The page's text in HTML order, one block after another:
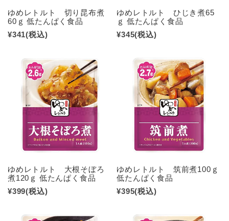
ゆめレトルト 切り昆布煮
60ｇ 低たんぱく食品
¥341(税込)
ゆめレトルト ひじき煮65
ｇ 低たんぱく食品
¥345(税込)
ゆめレトルト 大根そぼろ
煮120ｇ 低たんぱく食品
¥399(税込)
ゆめレトルト 筑前煮100ｇ
低たんぱく食品
¥395(税込)